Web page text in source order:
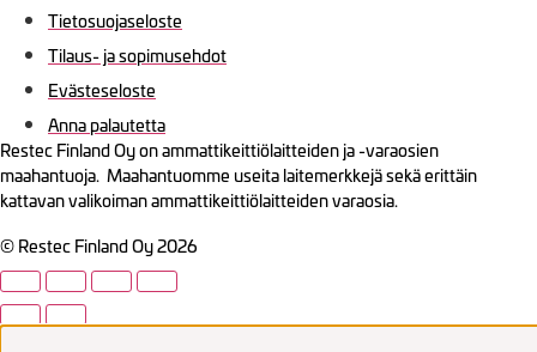
Tietosuojaseloste
Tilaus- ja sopimusehdot
Evästeseloste
Anna palautetta
Restec Finland Oy on ammattikeittiölaitteiden ja -varaosien
maahantuoja. Maahantuomme useita laitemerkkejä sekä erittäin
kattavan valikoiman ammattikeittiölaitteiden varaosia.
© Restec Finland Oy 2026